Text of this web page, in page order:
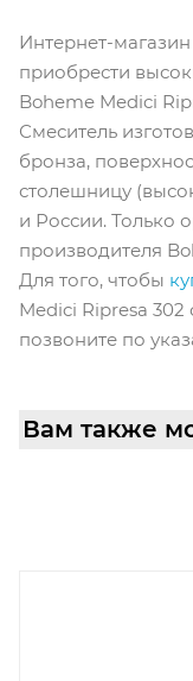
Интернет-
приобрести
Boheme Medici
Смеситель
бронза,
столешницу
и России. Только
производителя
Для того, чтобы
Medici Ripresa 302
позвоните по
Вам также